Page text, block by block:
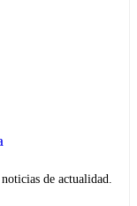
de actualidad.